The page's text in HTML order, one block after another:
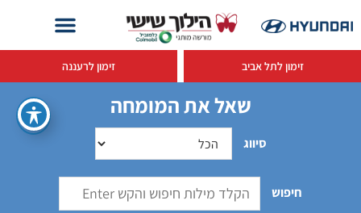
זימון לתל אביב זימון לרעננה
שאל את המומחה
סיווג
חיפוש